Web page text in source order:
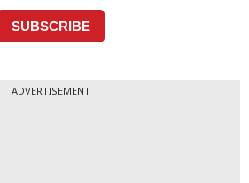
ADVERTISEMENT